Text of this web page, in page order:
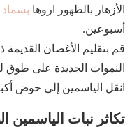
الأزهار بالظهور اروها بسماد
أسبوعين.
قم بتقليم الأغصان
النموات الجديدة على طوق
انقل الياسمين إلى حوض
تكاثر نبات الياسمين